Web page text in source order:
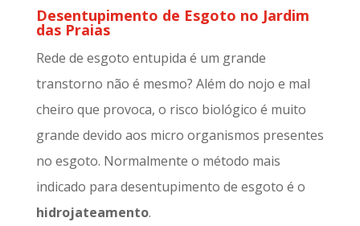
Desentupimento de Esgoto no Jardim
das Praias
Rede de esgoto entupida é um grande
transtorno não é mesmo? Além do nojo e mal
cheiro que provoca, o risco biológico é muito
grande devido aos micro organismos presentes
no esgoto. Normalmente o método mais
indicado para desentupimento de esgoto é o
hidrojateamento.